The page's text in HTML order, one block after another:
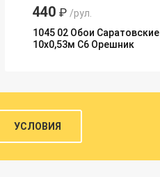
440 ₽ /рул.
1045 02 Обои Саратовские
10х0,53м С6 Орешник
УСЛОВИЯ